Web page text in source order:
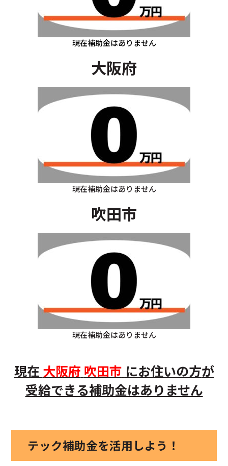
現在補助金はありません
大阪府
現在補助金はありません
吹田市
現在補助金はありません
現在 大阪府 吹田市 にお住いの方が
受給できる補助金はありません
テック補助金を活用しよう！